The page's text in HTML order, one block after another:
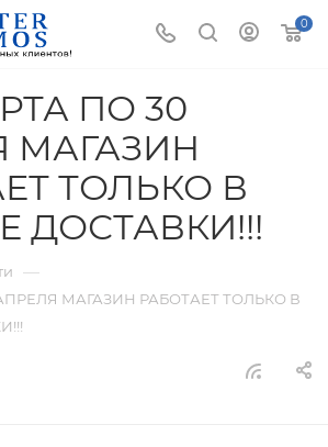
0
ПО 30
МАГАЗИН
ТОЛЬКО В
ДОСТАВКИ!!!
—
МАГАЗИН РАБОТАЕТ ТОЛЬКО В